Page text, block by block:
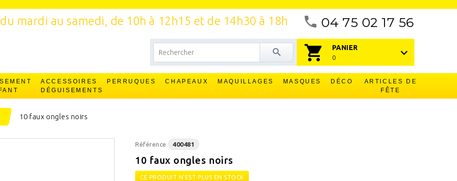
04 75 02 17 56
mardi au samedi, de 10h à 12h15 et de 14h30 à 18h
PANIER
0
ACCESSOIRES
DÉGUISEMENTS
PERRUQUES CHAPEAUX MAQUILLAGES MASQUES DÉCO
ARTICLES DE
FÊTE
10 faux ongles noirs
Référence 400481
10 faux ongles noirs
CE PRODUIT N'EST PLUS EN STOCK